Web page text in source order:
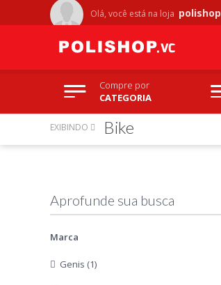
Olá, você está na loja polishop
Compre por
CATEGORIA
Marca
Genis (1)
EXIBINDO Bike